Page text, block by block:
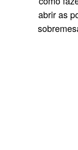
abrir as